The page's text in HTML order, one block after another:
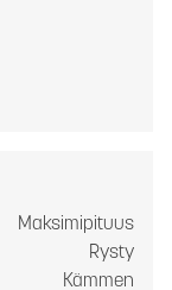
Maksimipituus
Rysty
Kämmen